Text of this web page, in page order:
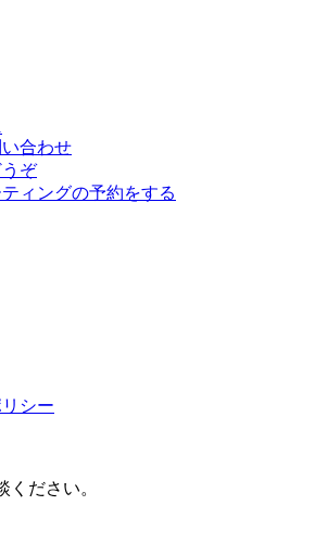
合わせ
ぞ
ィングの予約をする
シー
ください。